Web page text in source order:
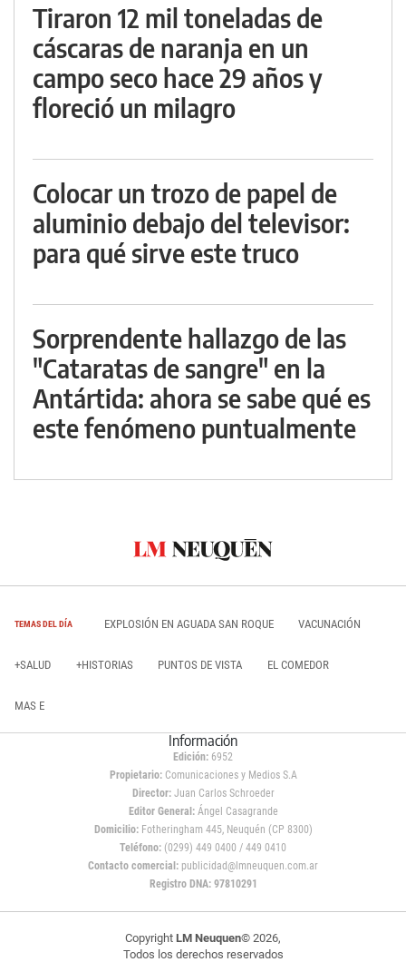
Tiraron 12 mil toneladas de
cáscaras de naranja en un
campo seco hace 29 años y
floreció un milagro
Colocar un trozo de papel de
aluminio debajo del televisor:
para qué sirve este truco
Sorprendente hallazgo de las
"Cataratas de sangre" en la
Antártida: ahora se sabe qué es
este fenómeno puntualmente
TEMAS DEL DÍA EXPLOSIÓN EN AGUADA SAN ROQUE VACUNACIÓN
+SALUD +HISTORIAS PUNTOS DE VISTA EL COMEDOR
MAS E
Información
Edición: 6952
Propietario:Comunicaciones y Medios S.A
Director: Juan Carlos Schroeder
Editor General:Ángel Casagrande
Domicilio:Fotheringham 445, Neuquén (CP 8300)
Teléfono: (0299) 449 0400 / 449 0410
Contacto comercial: publicidad@lmneuquen.com.ar
Registro DNA: 97810291
Copyright LM Neuquen© 2026,
Todos los derechos reservados